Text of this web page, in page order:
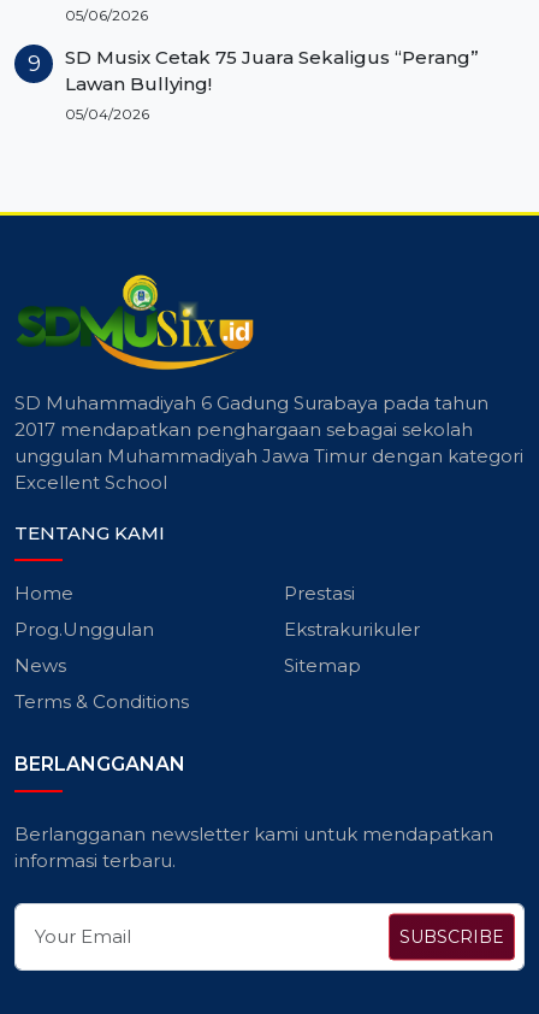
05/06/2026
SD Musix Cetak 75 Juara Sekaligus “Perang”
Lawan Bullying!
05/04/2026
SD Muhammadiyah 6 Gadung Surabaya pada tahun
2017 mendapatkan penghargaan sebagai sekolah
unggulan Muhammadiyah Jawa Timur dengan kategori
Excellent School
TENTANG KAMI
Home
Prestasi
Prog.Unggulan
Ekstrakurikuler
News
Sitemap
Terms & Conditions
BERLANGGANAN
Berlangganan newsletter kami untuk mendapatkan
informasi terbaru.
SUBSCRIBE